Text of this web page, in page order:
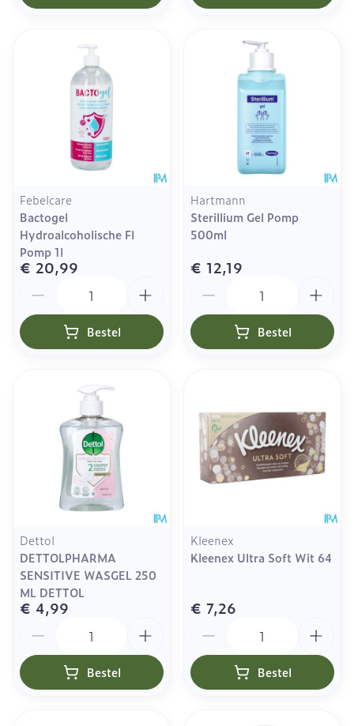
Febelcare
Bactogel
Hydroalcoholische Fl
Pomp 1l
€ 20,99
Bestel
Hartmann
Sterillium Gel Pomp
500ml
€ 12,19
Bestel
Dettol
DETTOLPHARMA
SENSITIVE WASGEL 250
ML DETTOL
€ 4,99
Bestel
Kleenex
Kleenex Ultra Soft Wit 64
€ 7,26
Bestel